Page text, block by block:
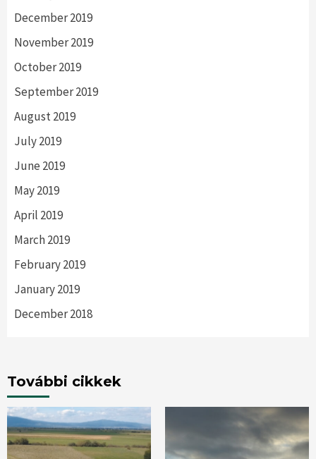
December 2019
November 2019
October 2019
September 2019
August 2019
July 2019
June 2019
May 2019
April 2019
March 2019
February 2019
January 2019
December 2018
További cikkek